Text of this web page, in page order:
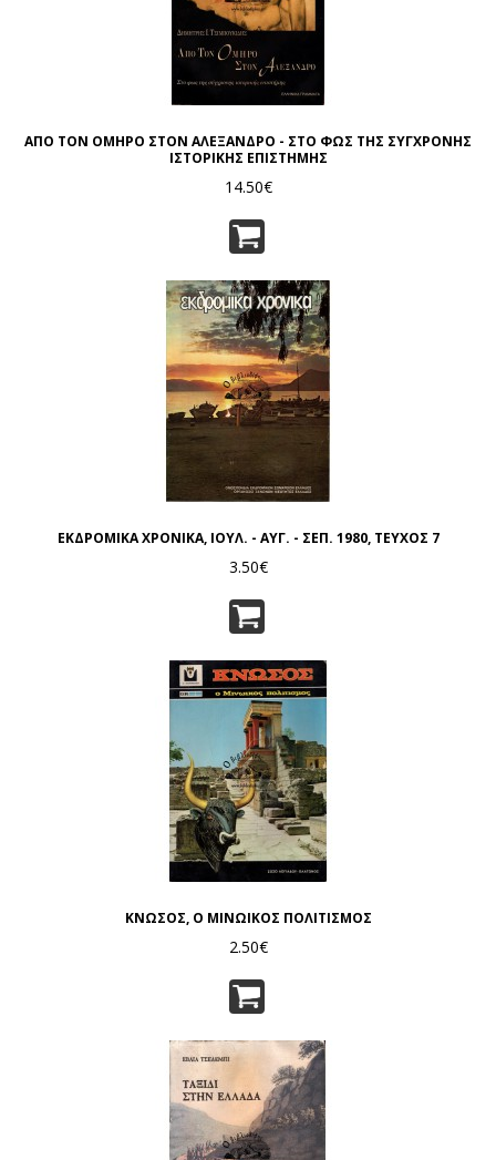
ΑΠΟ ΤΟΝ ΟΜΗΡΟ ΣΤΟΝ ΑΛΕΞΑΝΔΡΟ - ΣΤΟ ΦΩΣ ΤΗΣ ΣΥΓΧΡΟΝΗΣ
ΙΣΤΟΡΙΚΗΣ ΕΠΙΣΤΗΜΗΣ
14.50€
ΕΚΔΡΟΜΙΚΑ ΧΡΟΝΙΚΑ, ΙΟΥΛ. - ΑΥΓ. - ΣΕΠ. 1980, ΤΕΥΧΟΣ 7
3.50€
ΚΝΩΣΟΣ, Ο ΜΙΝΩΙΚΟΣ ΠΟΛΙΤΙΣΜΟΣ
2.50€